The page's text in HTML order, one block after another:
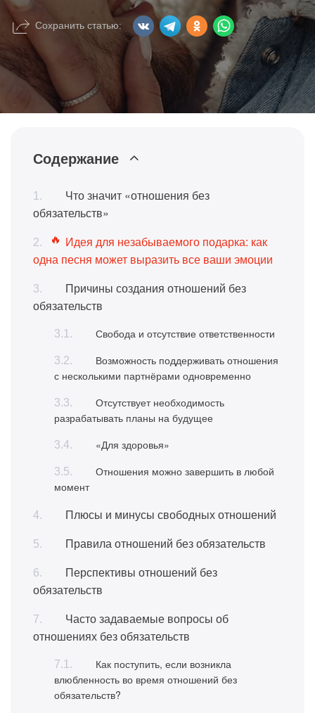
Сохранить статью:
Содержание
Что значит «отношения без
обязательств»
Идея для незабываемого подарка: как
одна песня может выразить все ваши эмоции
Причины создания отношений без
обязательств
Свобода и отсутствие ответственности
Возможность поддерживать отношения
с несколькими партнёрами одновременно
Отсутствует необходимость
разрабатывать планы на будущее
«Для здоровья»
Отношения можно завершить в любой
момент
Плюсы и минусы свободных отношений
Правила отношений без обязательств
Перспективы отношений без
обязательств
Часто задаваемые вопросы об
отношениях без обязательств
Как поступить, если возникла
влюбленность во время отношений без
обязательств?